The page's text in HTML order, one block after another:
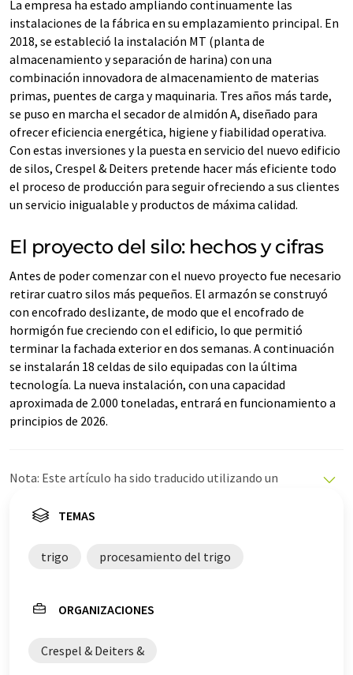
La empresa ha estado ampliando continuamente las
instalaciones de la fábrica en su emplazamiento principal. En
2018, se estableció la instalación MT (planta de
almacenamiento y separación de harina) con una
combinación innovadora de almacenamiento de materias
primas, puentes de carga y maquinaria. Tres años más tarde,
se puso en marcha el secador de almidón A, diseñado para
ofrecer eficiencia energética, higiene y fiabilidad operativa.
Con estas inversiones y la puesta en servicio del nuevo edificio
de silos, Crespel & Deiters pretende hacer más eficiente todo
el proceso de producción para seguir ofreciendo a sus clientes
un servicio inigualable y productos de máxima calidad.
El proyecto del silo: hechos y cifras
Antes de poder comenzar con el nuevo proyecto fue necesario
retirar cuatro silos más pequeños. El armazón se construyó
con encofrado deslizante, de modo que el encofrado de
hormigón fue creciendo con el edificio, lo que permitió
terminar la fachada exterior en dos semanas. A continuación
se instalarán 18 celdas de silo equipadas con la última
tecnología. La nueva instalación, con una capacidad
aproximada de 2.000 toneladas, entrará en funcionamiento a
principios de 2026.
Nota: Este artículo ha sido traducido utilizando un
ofrece estas traducciones automáticas para presentar
este artículo ha sido traducido con traducción
automática, es posible que contenga errores de
Inglés se puede encontraraquí
TEMAS
trigo procesamiento del trigo
ORGANIZACIONES
Crespel & Deiters &